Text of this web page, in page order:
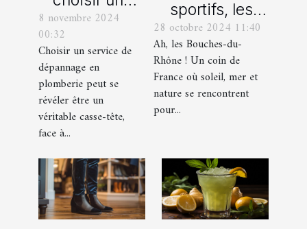
bon service
dépannage
en plomberie
8 novembre 2024
00:32
Choisir un service de
dépannage en
plomberie peut se
révéler être un
véritable casse-tête,
face à...
sportifs, les
incontournables
de toute
organisation
d’EVG et EVJF
28 octobre 2024 11:40
Ah, les Bouches-du-
Rhône ! Un coin de
France où soleil, mer et
nature se rencontrent
pour...